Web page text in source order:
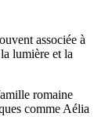
associée à
lumière et la
romaine
comme Aélia